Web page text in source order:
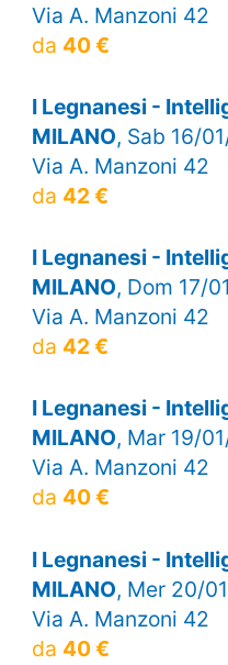
Via A. Manzoni 42
da 40 €
I Legnanesi -
MILANO, Sab 16/
Via A. Manzoni 42
da 42 €
I Legnanesi -
MILANO, Dom 17/
Via A. Manzoni 42
da 42 €
I Legnanesi -
MILANO, Mar 19/
Via A. Manzoni 42
da 40 €
I Legnanesi -
MILANO, Mer 20/
Via A. Manzoni 42
da 40 €